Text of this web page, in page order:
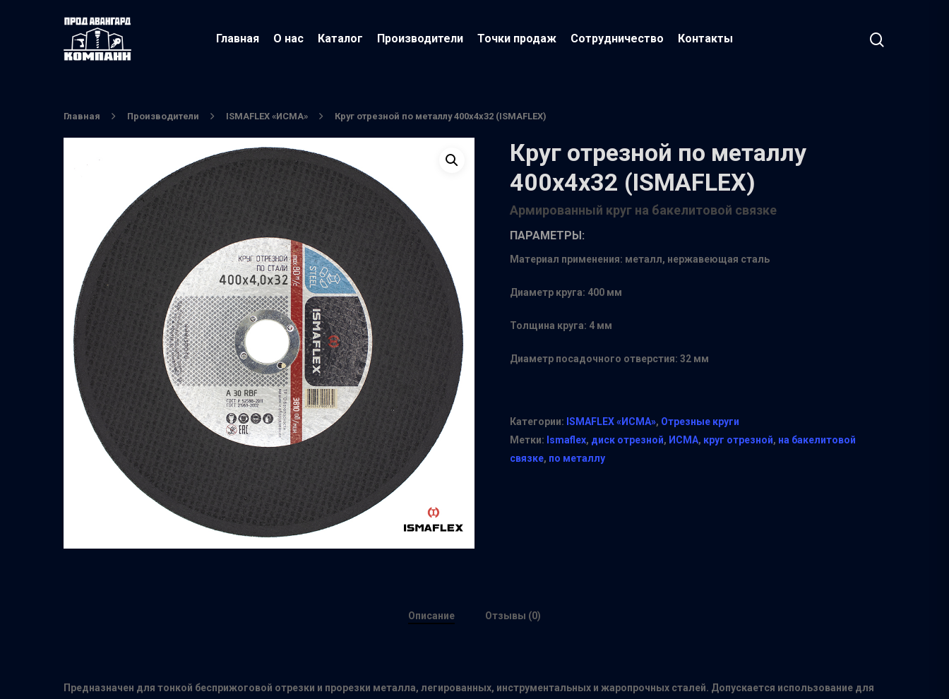
Нажмите Enter для поиска или ESC чтобы выйти
Главная О нас Каталог Производители Точки продаж Сотрудничество Контакты
Главная Производители ISMAFLEX «ИСМА» Круг отрезной по металлу 400х4х32 (ISMAFLEX)
Круг отрезной по металлу
400х4х32 (ISMAFLEX)
Армированный круг на бакелитовой связке
ПАРАМЕТРЫ:
Материал применения: металл, нержавеющая сталь
Диаметр круга: 400 мм
Толщина круга: 4 мм
Диаметр посадочного отверстия: 32 мм
Категории: ISMAFLEX «ИСМА», Отрезные круги
Метки: Ismaflex, диск отрезной, ИСМА, круг отрезной, на бакелитовой
связке, по металлу
Описание Отзывы (0)
Предназначен для тонкой бесприжоговой отрезки и прорезки металла, легированных, инструментальных и жаропрочных сталей. Допускается использование для